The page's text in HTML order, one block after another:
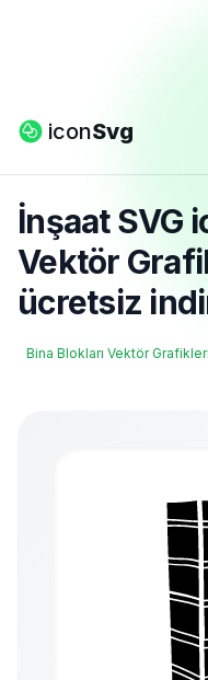
iconSvg
İnşaat SVG
Vektör
ücretsiz
Bina Blokları Vektör Grafikleri